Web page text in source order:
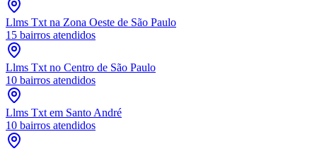
Llms Txt na Zona Oeste de São Paulo
15 bairros atendidos
Llms Txt no Centro de São Paulo
10 bairros atendidos
Llms Txt em Santo André
10 bairros atendidos